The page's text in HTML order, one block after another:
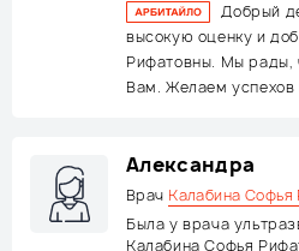
Добрый
высокую оценку и
Рифатовны. Мы рады,
Вам. Желаем успехов
Александра
Врач Калабина Софья
Была у врача
Калабина Софья